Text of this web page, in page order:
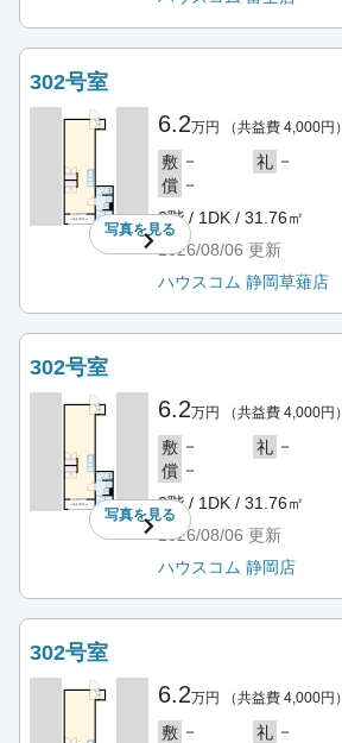
302号室
写真を見る
6.2万円 （共益費 4,000円）
敷 － 礼 －
償 －
3階 / 1DK / 31.76㎡
2026/08/06 更新
ハウスコム 静岡草薙店
302号室
写真を見る
6.2万円 （共益費 4,000円）
敷 － 礼 －
償 －
3階 / 1DK / 31.76㎡
2026/08/06 更新
ハウスコム 静岡店
302号室
6.2万円 （共益費 4,000円）
敷 － 礼 －